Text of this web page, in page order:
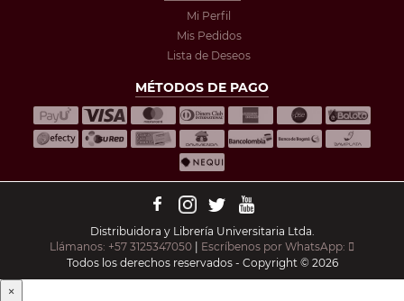
Mi Perfil
Mis Pedidos
Lista de Deseos
MÉTODOS DE PAGO
Distribuidora y Librería Universitaria Ltda.
Llámanos: +57 3125347050 | Escríbenos por WhatsApp:
Todos los derechos reservados - Copyright © 2026
×